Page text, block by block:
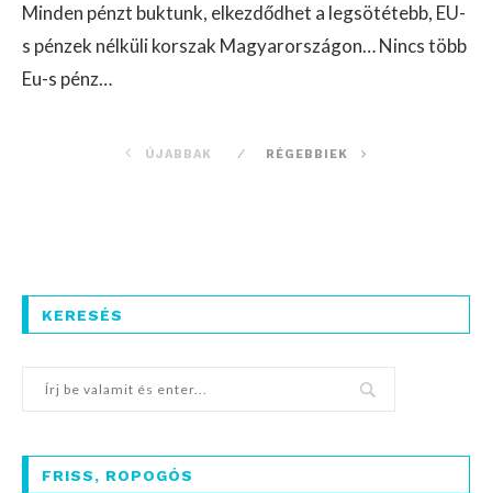
Minden pénzt buktunk, elkezdődhet a legsötétebb, EU-
s pénzek nélküli korszak Magyarországon… Nincs több
Eu-s pénz…
ÚJABBAK RÉGEBBIEK
KERESÉS
FRISS, ROPOGÓS